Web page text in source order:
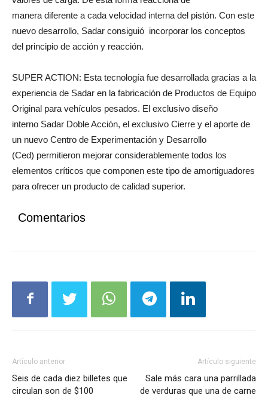
manera diferente a cada velocidad interna del pistón. Con este
nuevo desarrollo, Sadar consiguió incorporar los conceptos
del principio de acción y reacción.
SUPER ACTION: Esta tecnología fue desarrollada gracias a la
experiencia de Sadar en la fabricación de Productos de Equipo
Original para vehículos pesados. El exclusivo diseño
interno Sadar Doble Acción, el exclusivo Cierre y el aporte de
un nuevo Centro de Experimentación y Desarrollo
(Ced) permitieron mejorar considerablemente todos los
elementos críticos que componen este tipo de amortiguadores
para ofrecer un producto de calidad superior.
Comentarios
Artículo anterior
Seis de cada diez billetes que
circulan son de $100
Artículo siguiente
Sale más cara una parrillada
de verduras que una de carne